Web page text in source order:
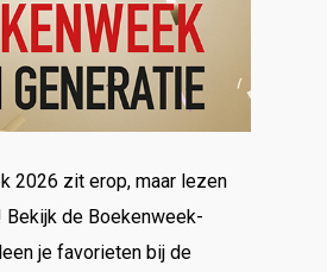
2026 zit erop, maar lezen
Bekijk de Boekenweek-
je favorieten bij de